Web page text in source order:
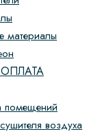
материалы
помещений
воздуха